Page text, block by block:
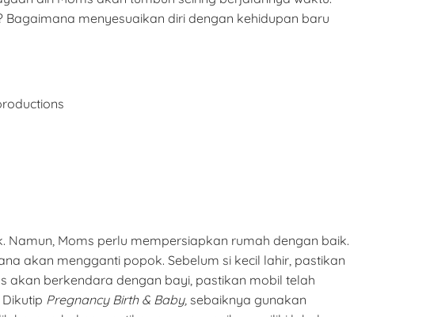
menyesuaikan diri dengan kehidupan baru
Moms perlu mempersiapkan rumah dengan baik.
akan mengganti popok. Sebelum si kecil lahir, pastikan
akan berkendara dengan bayi, pastikan mobil telah
Pregnancy Birth & Baby, sebaiknya gunakan